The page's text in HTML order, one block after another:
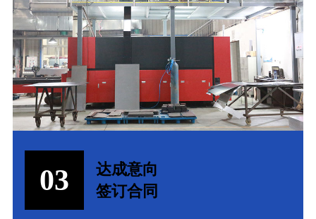
04
设计制作
客户验收